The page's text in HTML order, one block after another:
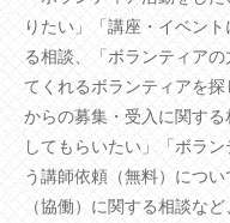
りたい」「講座・イベン
る相談、「ボランティア
てくれるボランティアを
からの募集・受入に関す
してもらいたい」「ボラ
う講師依頼（無料）につ
（協働）に関する相談な